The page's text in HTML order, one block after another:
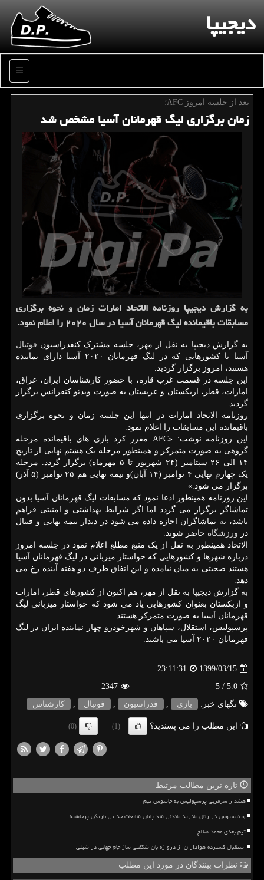
دیجیپا
منو
بعد از جلسه امروز AFC؛
زمان برگزاری لیگ قهرمانان آسیا مشخص شد
به گزارش دیجیپا روزنامه الاتحاد امارات زمان و نحوه برگزاری
مسابقات باقیمانده لیگ قهرمانان آسیا در سال ۲۰۲۰ را اعلام نمود.
به گزارش دیجیپا به نقل از مهر، جلسه مشترک کنفدراسیون فوتبال
آسیا با کشورهایی که در لیگ قهرمانان ۲۰۲۰ آسیا دارای نماینده
هستند، امروز برگزار گردید.
این جلسه در قسمت غرب قاره، با حضور کارشناسان ایران، عراق،
امارات، قطر، ازبکستان و عربستان به صورت ویدئو کنفرانس برگزار
گردید.
روزنامه الاتحاد امارات در انتها این جلسه زمان و نحوه برگزاری
باقیمانده این مسابقات را اعلام نمود.
این روزنامه نوشت: «AFC مقرر کرد بازی های باقیمانده مرحله
گروهی به صورت متمرکز و همینطور مرحله یک هشتم نهایی از تاریخ
۱۴ الی ۲۶ سپتامبر (۲۴ شهریور تا ۵ مهرماه) برگزار گردد. مرحله
یک چهارم نهایی ۴ نوامبر (۱۴ آبان)و نیمه نهایی هم ۲۵ نوامبر (۵ آذر)
برگزار می شود.»
این روزنامه همینطور ادعا نمود که مسابقات لیگ قهرمانان آسیا بدون
تماشاگر برگزار می گردد اما اگر شرایط بهداشتی و امنیتی فراهم
باشد، به تماشاگران اجازه داده می شود در دیدار نیمه نهایی و فینال
در ورزشگاه حاضر شوند.
الاتحاد همینطور به نقل از یک منبع مطلع اعلام نمود در جلسه امروز
درباره شهرها و کشورهایی که خواستار میزبانی در لیگ قهرمانان آسیا
هستند صحبتی به میان نیامده و این اتفاق ظرف دو هفته آینده رخ می
دهد.
به گزارش دیجیپا به نقل از مهر، هم اکنون از کشورهای قطر، امارات
و ازبکستان بعنوان کشورهایی یاد می شود که خواستار میزبانی لیگ
قهرمانان آسیا به صورت متمرکز هستند.
پرسپولیس، استقلال، سپاهان و شهرخودرو چهار نماینده ایران در لیگ
قهرمانان ۲۰۲۰ آسیا می باشند.
1399/03/15
23:11:31
5.0
/ 5
2347
تگهای خبر:
بازی , فدراسیون , فوتبال , كارشناس
این مطلب را می پسندید؟ (1)
(0)
تازه ترین مطالب مرتبط
هشدار سرمربی پرسپولیس به جاسوس تیم
وینیسیوس در رئال مادرید ماندنی شد پایان شایعات جدایی بازیکن پرحاشیه
تیم بعدی محمد صلاح
استقبال گسترده هواداران از دروازه بان شگفتی ساز جام جهانی در شیلی
نظرات بینندگان در مورد این مطلب